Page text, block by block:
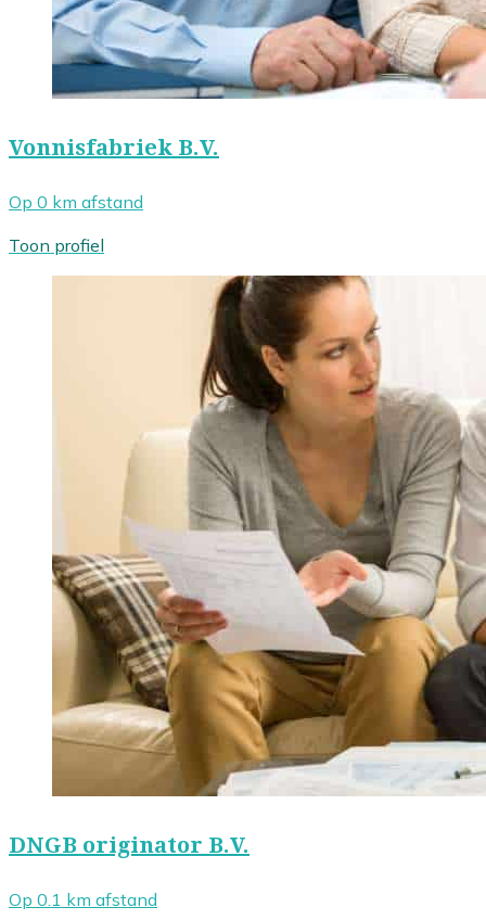
Vonnisfabriek B.V.
Op 0 km afstand
Toon profiel
DNGB originator B.V.
Op 0.1 km afstand